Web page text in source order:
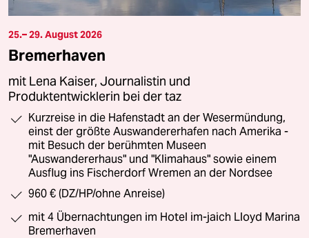
25.– 29. August 2026
Bremerhaven
mit Lena Kaiser, Journalistin und
Produktentwicklerin bei der taz
Kurzreise in die Hafenstadt an der Wesermündung,
einst der größte Auswandererhafen nach Amerika -
mit Besuch der berühmten Museen
"Auswandererhaus" und "Klimahaus" sowie einem
Ausflug ins Fischerdorf Wremen an der Nordsee
960 € (DZ/HP/ohne Anreise)
mit 4 Übernachtungen im Hotel im-jaich Lloyd Marina
Bremerhaven